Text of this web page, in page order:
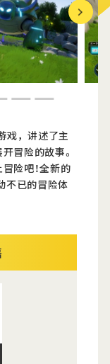
Official Twitter
Official Youtube
Official Weibo
Next
8 9
戏，讲述了主
冒险的故事。
险吧！全新的
不已的冒险体